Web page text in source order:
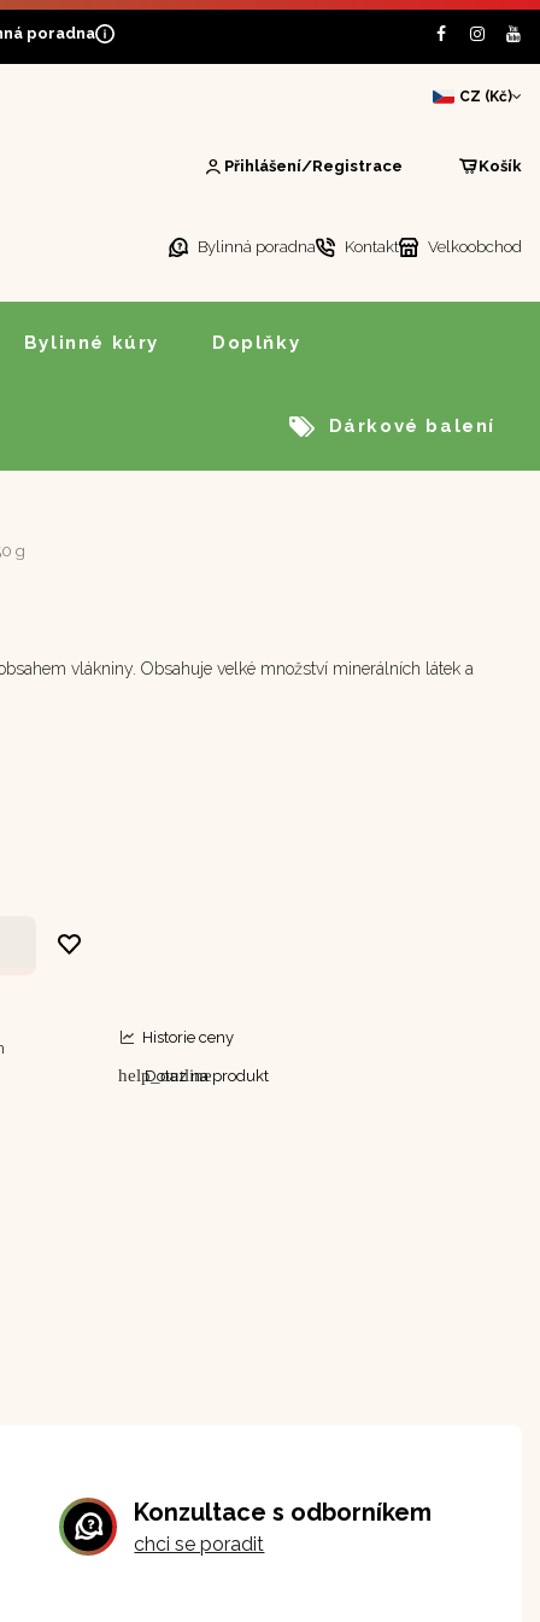
poradna
CZ (Kč)
Přihlášení/Registrace Košík
Bylinná poradna Kontakt Velkoobchod
Bylinné kúry Doplňky
Dárkové balení
g
vlákniny. Obsahuje velké množství minerálních látek a
Historie ceny
help_outline
Dotaz na produkt
Konzultace s odborníkem
chci se poradit